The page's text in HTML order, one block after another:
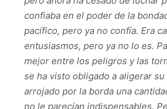
confiaba en el poder de la
pacífico, pero ya no confía. Era
entusiasmos, pero ya no lo es.
mejor entre los peligros y las
se ha visto obligado a aligerar
arrojado por la borda una
no le parecían indispensables.